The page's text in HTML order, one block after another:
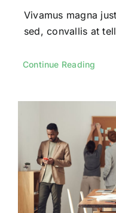
Vivamus magna
sed, convallis at
Continue Reading